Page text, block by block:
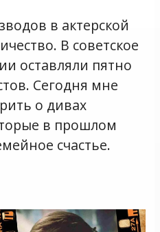
в актерской
В советское
оставляли пятно
Сегодня мне
о дивах
в прошлом
счастье.